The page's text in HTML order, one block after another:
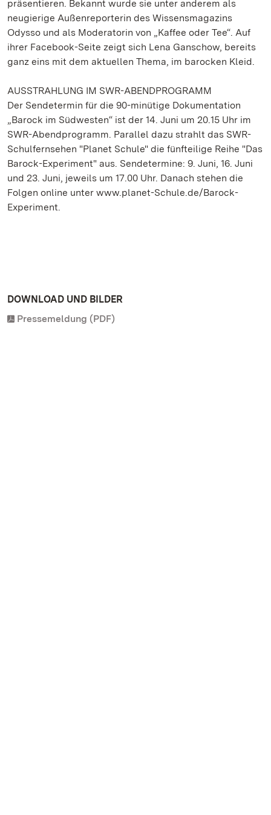
präsentieren. Bekannt wurde sie unter anderem als
neugierige Außenreporterin des Wissensmagazins
Odysso und als Moderatorin von „Kaffee oder Tee“. Auf
ihrer Facebook-Seite zeigt sich Lena Ganschow, bereits
ganz eins mit dem aktuellen Thema, im barocken Kleid.
AUSSTRAHLUNG IM SWR-ABENDPROGRAMM
Der Sendetermin für die 90-minütige Dokumentation
„Barock im Südwesten“ ist der 14. Juni um 20.15 Uhr im
SWR-Abendprogramm. Parallel dazu strahlt das SWR-
Schulfernsehen "Planet Schule" die fünfteilige Reihe "Das
Barock-Experiment" aus. Sendetermine: 9. Juni, 16. Juni
und 23. Juni, jeweils um 17.00 Uhr. Danach stehen die
Folgen online unter www.planet-Schule.de/Barock-
Experiment.
DOWNLOAD UND BILDER
Pressemeldung (PDF)